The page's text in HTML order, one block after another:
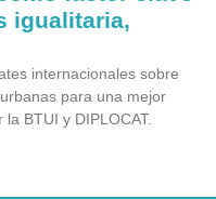
igualitaria,
internacionales sobre
para una mejor
BTUI y DIPLOCAT.